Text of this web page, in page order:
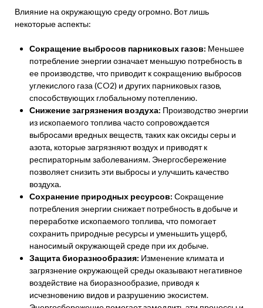
Влияние на окружающую среду огромно. Вот лишь
некоторые аспекты:
Сокращение выбросов парниковых газов: Меньшее
потребление энергии означает меньшую потребность в
ее производстве, что приводит к сокращению выбросов
углекислого газа (CO2) и других парниковых газов,
способствующих глобальному потеплению.
Снижение загрязнения воздуха: Производство энергии
из ископаемого топлива часто сопровождается
выбросами вредных веществ, таких как оксиды серы и
азота, которые загрязняют воздух и приводят к
респираторным заболеваниям. Энергосбережение
позволяет снизить эти выбросы и улучшить качество
воздуха.
Сохранение природных ресурсов: Сокращение
потребления энергии снижает потребность в добыче и
переработке ископаемого топлива, что помогает
сохранить природные ресурсы и уменьшить ущерб,
наносимый окружающей среде при их добыче.
Защита биоразнообразия: Изменение климата и
загрязнение окружающей среды оказывают негативное
воздействие на биоразнообразие, приводя к
исчезновению видов и разрушению экосистем.